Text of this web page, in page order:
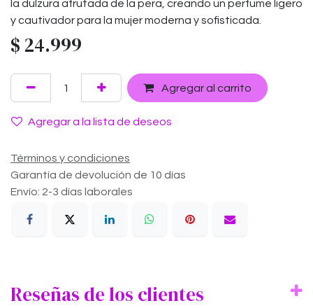
la dulzura afrutada de la pera, creando un perfume ligero
y cautivador para la mujer moderna y sofisticada.
$ 24.999
Agregar al carrito
Agregar a la lista de deseos
Términos y condiciones
Garantía de devolución de 10 días
Envío: 2-3 días laborales
Reseñas de los clientes